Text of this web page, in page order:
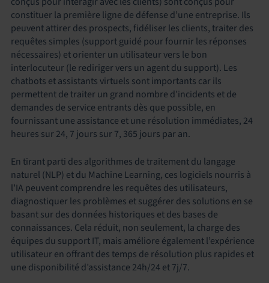
constituer la première ligne de défense d’une entreprise. Ils
peuvent attirer des prospects, fidéliser les clients, traiter des
requêtes simples (support guidé pour fournir les réponses
nécessaires) et orienter un utilisateur vers le bon
interlocuteur (le rediriger vers un agent du support). Les
chatbots et assistants virtuels sont importants car ils
permettent de traiter un grand nombre d’incidents et de
demandes de service entrants dès que possible, en
fournissant une assistance et une résolution immédiates, 24
heures sur 24, 7 jours sur 7, 365 jours par an.
En tirant parti des algorithmes de traitement du langage
naturel (NLP) et du Machine Learning, ces logiciels nourris à
l’IA peuvent comprendre les requêtes des utilisateurs,
diagnostiquer les problèmes et suggérer des solutions en se
basant sur des données historiques et des bases de
connaissances. Cela réduit, non seulement, la charge des
équipes du support IT, mais améliore également l’expérience
utilisateur en offrant des temps de résolution plus rapides et
une disponibilité d’assistance 24h/24 et 7j/7.